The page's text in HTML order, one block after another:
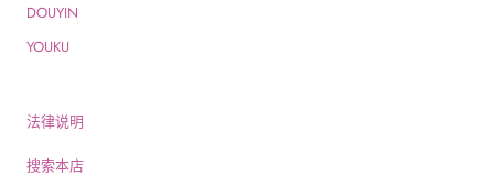
DOUYIN
YOUKU
法律说明
搜索本店